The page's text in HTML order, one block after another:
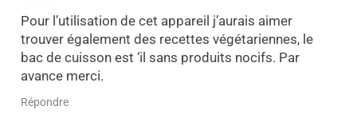
Pour l’utilisation de cet appareil j’aurais aimer
trouver également des recettes végétariennes, le
bac de cuisson est ‘il sans produits nocifs. Par
avance merci.
Répondre